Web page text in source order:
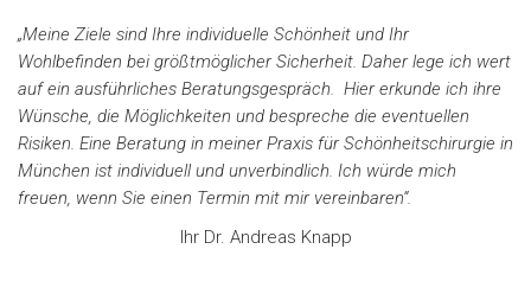
„Meine Ziele sind Ihre individuelle Schönheit und Ihr
Wohlbefinden bei größtmöglicher Sicherheit. Daher lege ich wert
auf ein ausführliches Beratungsgespräch. Hier erkunde ich ihre
Wünsche, die Möglichkeiten und bespreche die eventuellen
Risiken. Eine Beratung in meiner Praxis für Schönheitschirurgie in
München ist individuell und unverbindlich. Ich würde mich
freuen, wenn Sie einen Termin mit mir vereinbaren“.
Ihr Dr. Andreas Knapp